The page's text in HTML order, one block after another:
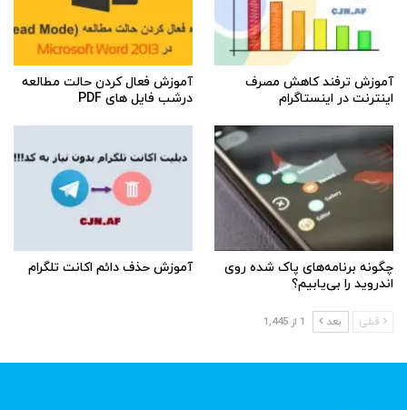
آموزش ترفند کاهش مصرف
اینترنت در اینستاگرام
آموزش فعال کردن حالت مطالعه
درشب فایل های PDF
چگونه برنامه‌های پاک شده روی
اندروید را بی‌یابیم؟
آموزش حذف دائم اکانت تلگرام
قبلی بعد 1 از 1,445